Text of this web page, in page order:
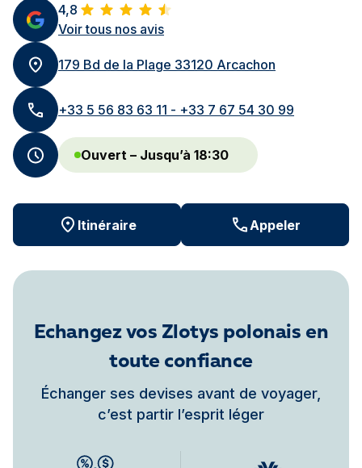
4,8
Voir tous nos avis
179 Bd de la Plage 33120 Arcachon
+33 5 56 83 63 11 - +33 7 67 54 30 99
Ouvert – Jusqu’à 18:30
Itinéraire Appeler
Echangez vos Zlotys polonais en
toute confiance
Échanger ses devises avant de voyager,
c’est partir l’esprit léger